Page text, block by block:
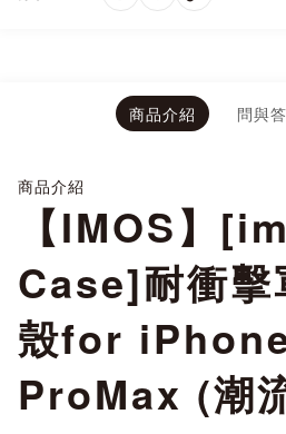
商品介紹 問與答
商品介紹
【IMOS】
Case]耐衝擊
殼for
ProMax (潮